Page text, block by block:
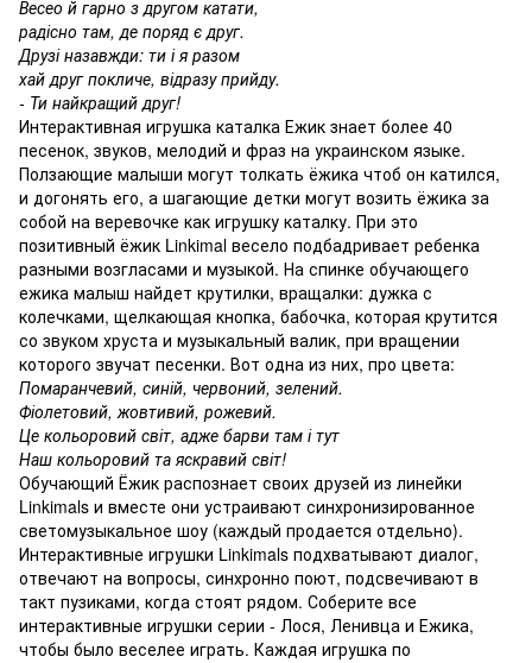
Весео й гарно з другом катати,
радісно там, де поряд є друг.
Друзі назавжди: ти і я разом
хай друг покличе, відразу прийду.
- Ти найкращий друг!
Интерактивная игрушка каталка Ежик знает более 40
песенок, звуков, мелодий и фраз на украинском языке.
Ползающие малыши могут толкать ёжика чтоб он катился,
и догонять его, а шагающие детки могут возить ёжика за
собой на веревочке как игрушку каталку. При это
позитивный ёжик Linkimal весело подбадривает ребенка
разными возгласами и музыкой. На спинке обучающего
ежика малыш найдет крутилки, вращалки: дужка с
колечками, щелкающая кнопка, бабочка, которая крутится
со звуком хруста и музыкальный валик, при вращении
которого звучат песенки. Вот одна из них, про цвета:
Помаранчевий, синій, червоний, зелений.
Фіолетовий, жовтивий, рожевий.
Це кольоровий світ, адже барви там і тут
Наш кольоровий та яскравий світ!
Обучающий Ёжик распознает своих друзей из линейки
Linkimals и вместе они устраивают синхронизированное
светомузыкальное шоу (каждый продается отдельно).
Интерактивные игрушки Linkimals подхватывают диалог,
отвечают на вопросы, синхронно поют, подсвечивают в
такт пузиками, когда стоят рядом. Соберите все
интерактивные игрушки серии - Лося, Ленивца и Ежика,
чтобы было веселее играть. Каждая игрушка по